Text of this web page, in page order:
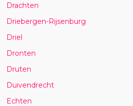
Drachten
Driebergen-Rijsenburg
Driel
Dronten
Druten
Duivendrecht
Echten